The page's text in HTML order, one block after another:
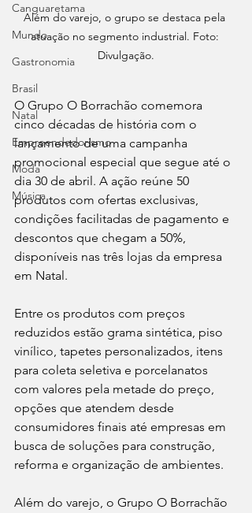
Canguaretama
Mundo
Gastronomia
Brasil
Natal
Empreendedorismo
Moda
Música
Além do varejo, o grupo se destaca pela
atuação no segmento industrial. Foto:
Divulgação.
O Grupo O Borrachão comemora
cinco décadas de história com o
lançamento de uma campanha
promocional especial que segue até o
dia 30 de abril. A ação reúne 50
produtos com ofertas exclusivas,
condições facilitadas de pagamento e
descontos que chegam a 50%,
disponíveis nas três lojas da empresa
em Natal.
Entre os produtos com preços
reduzidos estão grama sintética, piso
vinílico, tapetes personalizados, itens
para coleta seletiva e porcelanatos
com valores pela metade do preço,
opções que atendem desde
consumidores finais até empresas em
busca de soluções para construção,
reforma e organização de ambientes.
Além do varejo, o Grupo O Borrachão